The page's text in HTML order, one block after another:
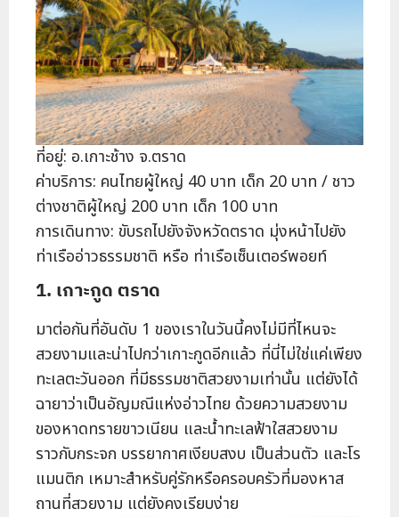
ที่อยู่: อ.เกาะช้าง จ.ตราด
ค่าบริการ: คนไทยผู้ใหญ่ 40 บาท เด็ก 20 บาท / ชาว
ต่างชาติผู้ใหญ่ 200 บาท เด็ก 100 บาท
การเดินทาง: ขับรถไปยังจังหวัดตราด มุ่งหน้าไปยัง
ท่าเรืออ่าวธรรมชาติ หรือ ท่าเรือเซ็นเตอร์พอยท์
1. เกาะกูด ตราด
มาต่อกันที่อันดับ 1 ของเราในวันนี้คงไม่มีที่ไหนจะ
สวยงามและน่าไปกว่าเกาะกูดอีกแล้ว ที่นี่ไม่ใช่แค่เพียง
ทะเลตะวันออก ที่มีธรรมชาติสวยงามเท่านั้น แต่ยังได้
ฉายาว่าเป็นอัญมณีแห่งอ่าวไทย ด้วยความสวยงาม
ของหาดทรายขาวเนียน และน้ำทะเลฟ้าใสสวยงาม
ราวกับกระจก บรรยากาศเงียบสงบ เป็นส่วนตัว และโร
แมนติก เหมาะสำหรับคู่รักหรือครอบครัวที่มองหาส
ถานที่สวยงาม แต่ยังคงเรียบง่าย